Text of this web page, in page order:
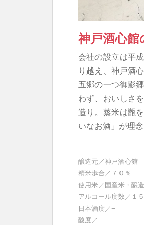
神戸酒心館
会社の設立は平
り越え、神戸酒
五郷の一つ御影
わず、おいしさ
造り。蒸米は甑
いなお酒」が理
醸造元／神戸酒心館
精米歩合／７０％
使用米／国産米・醸
アルコール度数／１
日本酒度／−
酸度／−